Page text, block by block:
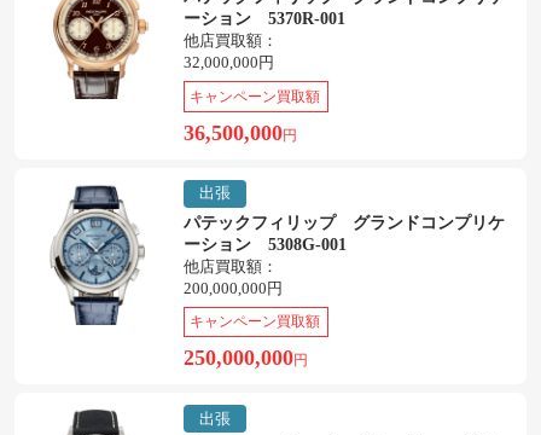
ーション 5370R-001
他店買取額：
32,000,000円
キャンペーン買取額
36,500,000円
出張
パテックフィリップ グランドコンプリケ
ーション 5308G-001
他店買取額：
200,000,000円
キャンペーン買取額
250,000,000円
出張